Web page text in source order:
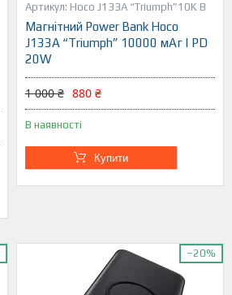
Hoco J133A “Triumph”10K B
Магнітний Power Bank Hoco
J133A “Triumph” 10000 мАг | PD
20W
1 000 ₴ 880 ₴
В наявності
Купити
–20%